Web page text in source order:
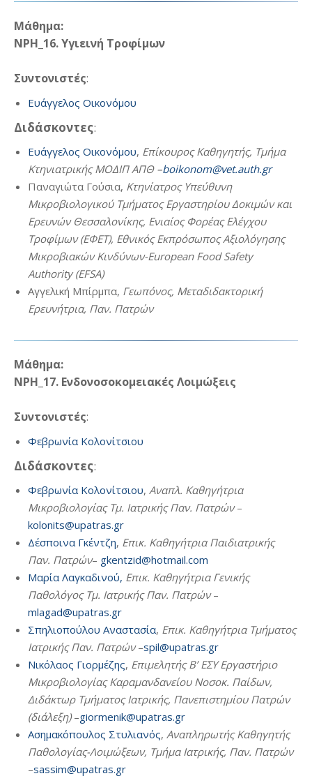
Μάθημα:
ΝΡΗ_16. Υγιεινή Τροφίμων
Συντονιστές:
Ευάγγελος Οικονόμου
Διδάσκοντες:
Ευάγγελος Οικονόμου, Επίκουρος Καθηγητής, Τμήμα
Κτηνιατρικής ΜΟΔΙΠ ΑΠΘ –boikonom@vet.auth.gr
Παναγιώτα Γούσια, Κτηνίατρος Υπεύθυνη
Μικροβιολογικού Τμήματος Εργαστηρίου Δοκιμών και
Ερευνών Θεσσαλονίκης, Ενιαίος Φορέας Ελέγχου
Τροφίμων (ΕΦΕΤ), Εθνικός Εκπρόσωπος Αξιολόγησης
Μικροβιακών Κινδύνων-European Food Safety
Authority (EFSA)
Αγγελική Μπίρμπα, Γεωπόνος, Μεταδιδακτορική
Ερευνήτρια, Παν. Πατρών
Μάθημα:
ΝΡΗ_17. Ενδονοσοκομειακές Λοιμώξεις
Συντονιστές:
Φεβρωνία Κολονίτσιου
Διδάσκοντες:
Φεβρωνία Κολονίτσιου, Αναπλ. Καθηγήτρια
Μικροβιολογίας Τμ. Ιατρικής Παν. Πατρών–
kolonits@upatras.gr
Δέσποινα Γκέντζη, Επικ. Καθηγήτρια Παιδιατρικής
Παν. Πατρών– gkentzid@hotmail.com
Μαρία Λαγκαδινού, Επικ. Καθηγήτρια Γενικής
Παθολόγος Τμ. Ιατρικής Παν. Πατρών–
mlagad@upatras.gr
Σπηλιοπούλου Αναστασία, Επικ. Καθηγήτρια Τμήματος
Ιατρικής Παν. Πατρών–spil@upatras.gr
Νικόλαος Γιορμέζης, Επιμελητής Β’ ΕΣΥ Εργαστήριο
Μικροβιολογίας Καραμανδανείου Νοσοκ. Παίδων,
Διδάκτωρ Τμήματος Ιατρικής, Πανεπιστημίου Πατρών
(διάλεξη)–giormenik@upatras.gr
Ασημακόπουλος Στυλιανός, Αναπληρωτής Καθηγητής
Παθολογίας-Λοιμώξεων, Τμήμα Ιατρικής, Παν. Πατρών
–sassim@upatras.gr